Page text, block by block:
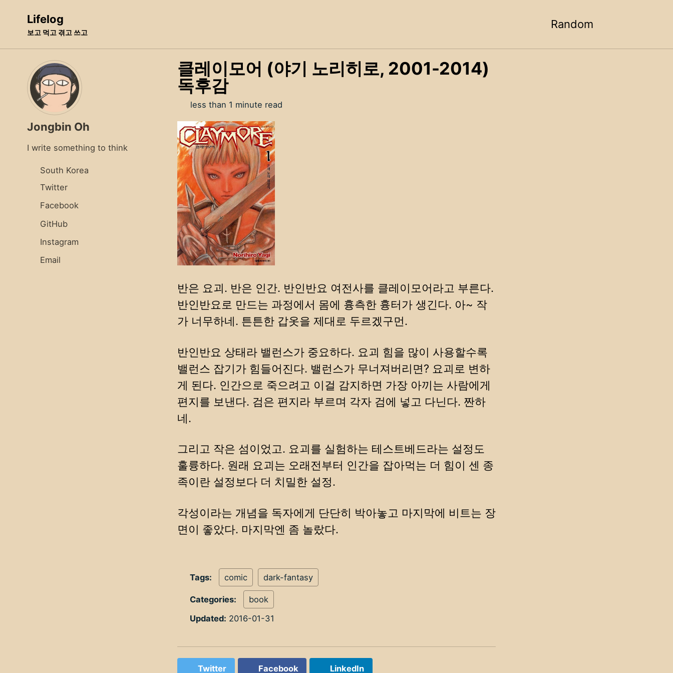
navigation
Lifelog
보고 먹고 겪고 쓰고
Random
Jongbin Oh
I write something to think
South Korea
Twitter
Facebook
GitHub
Instagram
Email
클레이모어 (야기 노리히로, 2001-2014)
독후감
less than 1 minute read
반은 요괴. 반은 인간. 반인반요 여전사를 클레이모어라고 부른다.
반인반요로 만드는 과정에서 몸에 흉측한 흉터가 생긴다. 아~ 작
가 너무하네. 튼튼한 갑옷을 제대로 두르겠구먼.
반인반요 상태라 밸런스가 중요하다. 요괴 힘을 많이 사용할수록
밸런스 잡기가 힘들어진다. 밸런스가 무너져버리면? 요괴로 변하
게 된다. 인간으로 죽으려고 이걸 감지하면 가장 아끼는 사람에게
편지를 보낸다. 검은 편지라 부르며 각자 검에 넣고 다닌다. 짠하
네.
그리고 작은 섬이었고. 요괴를 실험하는 테스트베드라는 설정도
훌륭하다. 원래 요괴는 오래전부터 인간을 잡아먹는 더 힘이 센 종
족이란 설정보다 더 치밀한 설정.
각성이라는 개념을 독자에게 단단히 박아놓고 마지막에 비트는 장
면이 좋았다. 마지막엔 좀 놀랐다.
Tags: comic dark-fantasy
Categories:
book
Updated: 2016-01-31
Twitter Facebook LinkedIn